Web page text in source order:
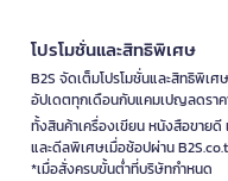
โปรโมชั่นและสิทธิพิเศษ
B2S จัดเต็มโปรโมชั่นและสิทธิพิเ
อัปเดตทุกเดือนกับแคมเปญลดรา
ทั้งสินค้าเครื่องเขียน หนังสือขาย
และดีลพิเศษเมื่อช้อปผ่าน
*เมื่อสั่งครบขั้นต่ำที่บริษัทกำหนด